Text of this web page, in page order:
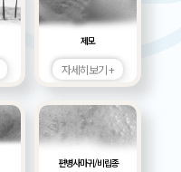
제모
자세히보기 +
편병사마귀/비립종